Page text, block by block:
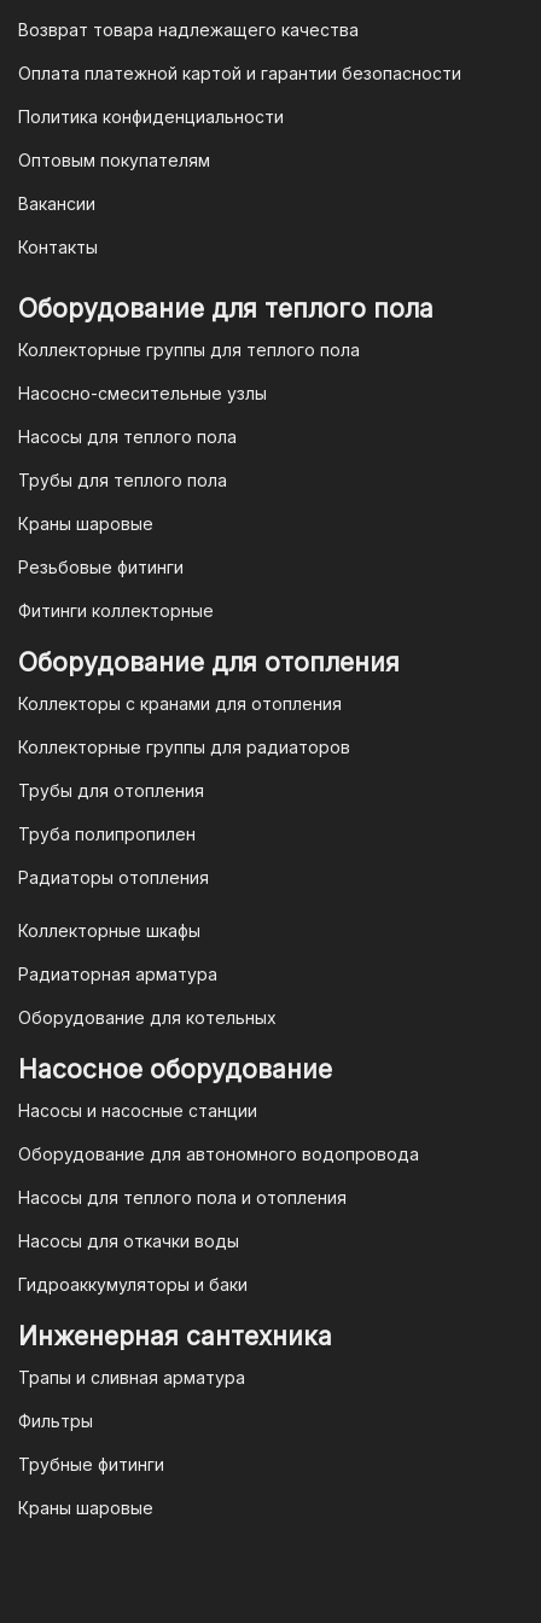
доступен для большинства российских
3. Оплата по QR-коду
— это QR-код. После оформления
заказа мы предоставим вам
уникальный QR-код, который можно
приложении вашего банка. Это быстро,
удобно и безопасно.
юридических лиц
Для наших корпоративных клиентов
мы предлагаем безналичную оплату по
выставим вам счет, который можно
оплатить в течение 3 рабочих дней.
организаций и ИП необходимо
связаться с оптовым отделом
электронную почту
opt@mail.ru
Гарантия и условия гарантии
магазине "TIM-com Россия" Вы можете
быть уверены в том, что мы действуем
в рамках действующего
Законодательства Российской
Федерации и Ваши права, как
отопительной техники (котлы, газовые
монтажа, необходимо вызывать
специалиста из
ЦЕНТРА на первый запуск
оборудования (пуско-наладочные
Возврат товара надлежащего качества
Оплата платежной картой и гарантии безопасности
Политика конфиденциальности
Оптовым покупателям
Вакансии
Контакты
Оборудование для теплого пола
Коллекторные группы для теплого пола
Насосно-смесительные узлы
Насосы для теплого пола
Трубы для теплого пола
Краны шаровые
Резьбовые фитинги
Фитинги коллекторные
Оборудование для отопления
Коллекторы с кранами для отопления
Коллекторные группы для радиаторов
Трубы для отопления
Труба полипропилен
Радиаторы отопления
Коллекторные шкафы
Радиаторная арматура
Оборудование для котельных
Насосное оборудование
Насосы и насосные станции
Оборудование для автономного водопровода
Насосы для теплого пола и отопления
Насосы для откачки воды
Гидроаккумуляторы и баки
Инженерная сантехника
Трапы и сливная арматура
Фильтры
Трубные фитинги
Краны шаровые